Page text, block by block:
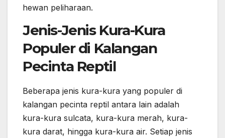
hewan peliharaan.
Jenis-Jenis Kura-Kura
Populer di Kalangan
Pecinta Reptil
Beberapa jenis kura-kura yang populer di
kalangan pecinta reptil antara lain adalah
kura-kura sulcata, kura-kura merah, kura-
kura darat, hingga kura-kura air. Setiap jenis